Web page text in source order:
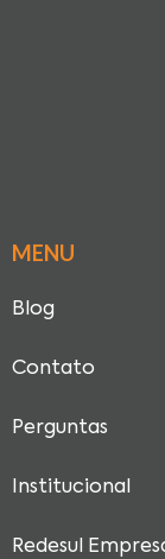
MENU
Blog
Contato
Perguntas
Institucional
Redesul